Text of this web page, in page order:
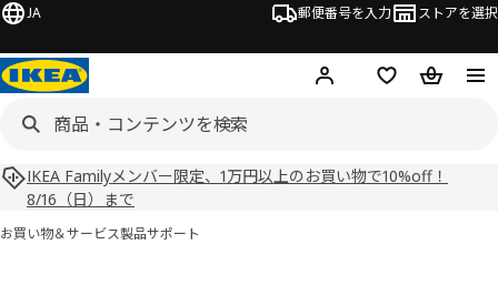
JA 郵便番号を入力 ストアを選択
ログイン・新規入会
欲しいものリスト
カート
IKEA Familyメンバー限定、1万円以上のお買い物で10%off！
8/16（日）まで
お買い物＆サービス製品サポート